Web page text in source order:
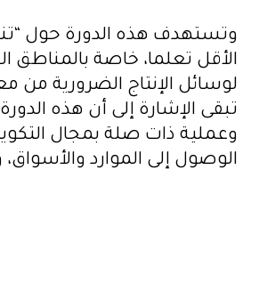
وتستهدف هذه الدورة حول
الأقل تعلما، خاصة بالمناطق
لوسائل الإنتاج الضرورية
وعملية ذات صلة بمجال
الوصول إلى الموارد والأسواق،